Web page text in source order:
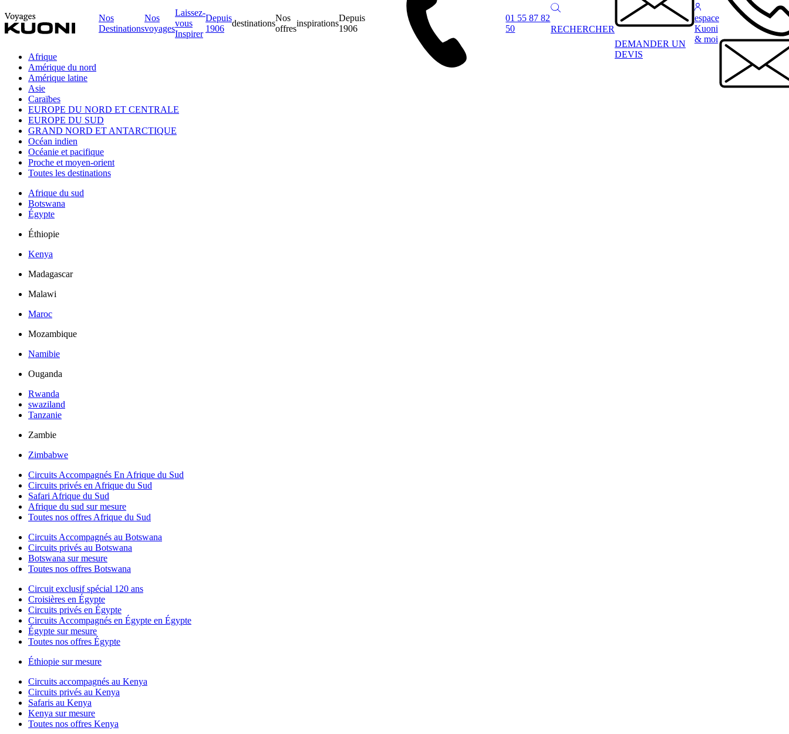
Nos
Destinations
Nos
voyages
Laissez-
vous
Inspirer
Depuis
1906
destinations
Nos
offres
inspirations
Depuis
1906
01 55 87 82
50
RECHERCHER
DEMANDER UN
DEVIS
espace
Kuoni
& moi
Afrique
Amérique du nord
Amérique latine
Asie
Caraïbes
EUROPE DU NORD ET CENTRALE
EUROPE DU SUD
GRAND NORD ET ANTARCTIQUE
Océan indien
Océanie et pacifique
Proche et moyen-orient
Toutes les destinations
Afrique du sud
Botswana
Égypte
Éthiopie
Kenya
Madagascar
Malawi
Maroc
Mozambique
Namibie
Ouganda
Rwanda
swaziland
Tanzanie
Zambie
Zimbabwe
Circuits Accompagnés En Afrique du Sud
Circuits privés en Afrique du Sud
Safari Afrique du Sud
Afrique du sud sur mesure
Toutes nos offres Afrique du Sud
Circuits Accompagnés au Botswana
Circuits privés au Botswana
Botswana sur mesure
Toutes nos offres Botswana
Circuit exclusif spécial 120 ans
Croisières en Égypte
Circuits privés en Égypte
Circuits Accompagnés en Égypte en Égypte
Égypte sur mesure
Toutes nos offres Égypte
Éthiopie sur mesure
Circuits accompagnés au Kenya
Circuits privés au Kenya
Safaris au Kenya
Kenya sur mesure
Toutes nos offres Kenya